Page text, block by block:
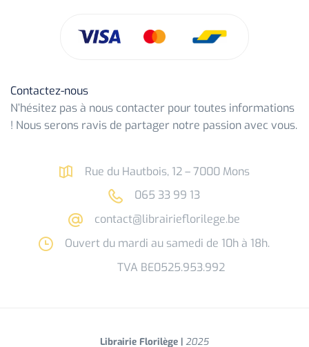
Contactez-nous
N’hésitez pas à nous contacter pour toutes informations
! Nous serons ravis de partager notre passion avec vous.
Rue du Hautbois, 12 – 7000 Mons
065 33 99 13
contact@librairieflorilege.be
Ouvert du mardi au samedi de 10h à 18h.
TVA BE0525.953.992
Librairie Florilège | 2025